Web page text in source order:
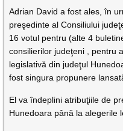
Adrian David a fost ales, în
preşedinte al Consiliului
16 votul pentru (alte 4
consilierilor judeţeni , pentru
legislativă din judeţul
fost singura propunere
El va îndeplini atribuţiile de
Hunedoara până la alegerile